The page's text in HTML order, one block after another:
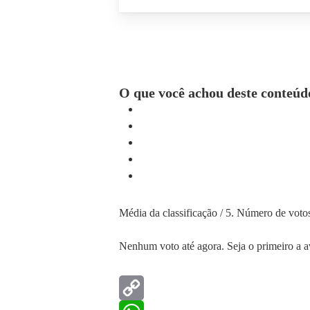
O que você achou deste
Média da classificação / 5. Número de
Nenhum voto até agora. Seja o primeiro a